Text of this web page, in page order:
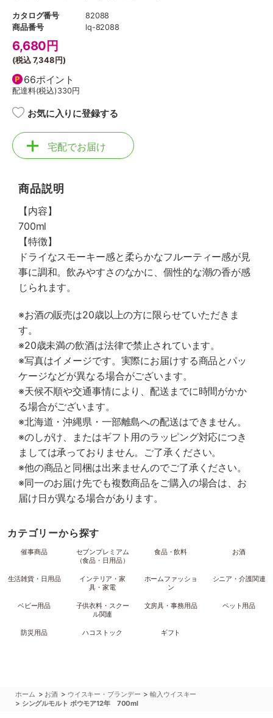
カタログ番号
82088
商品番号
lq-82088
6,680 円
(税込7,348円)
66ポイント
配達料(税込)330円
お気に入りに登録する
宅配でお届け
商品説明
【内容】
700ml
【特徴】
ドライなスモーキー感と柔らかなフルーティー感が見
事に調和。飲みやすさのなかに、個性的な潮の香が感
じられます。
※お酒の販売は20歳以上の方に限らせていただきま
す。
※20歳未満の飲酒は法律で禁止されています。
※写真はイメージです。実際にお届けする商品とパッ
ケージなどが異なる場合がございます。
※天候不順や交通事情により、配送までに時間がかか
る場合がございます。
※北海道・沖縄県・一部離島への配送はできません。
※のしがけ、またはギフト用のラッピング対応につき
ましては承っておりません。ご了承ください。
※他の商品と同梱は出来ませんのでご了承ください。
※同一のお届け先でも複数商品をご購入の場合は、お
届け日が異なる場合があります。
カテゴリーから探す
催事商品
セブンプレミアム
（食品・日用品）
食品・飲料 お酒
生活雑貨・日用品
インテリア・家
具・家電
ホームファッショ
ン
シニア・介護関連
ベビー用品
子供衣料・スクー
ル関連
文房具・事務用品 ペット用品
防災用品 ハコストック ギフト
ホーム > お酒 > ウイスキー・ブランデー >輸入ウイスキー
> シングルモルト ボウモア12年 700ml